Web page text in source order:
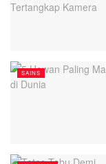
SAINS